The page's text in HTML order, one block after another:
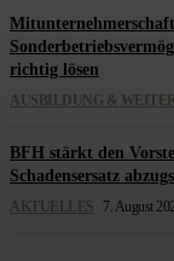
richtig lösen
AUSBILDUNG &
BFH stärkt den
Schadensersatz
AKTUELLES 7. August